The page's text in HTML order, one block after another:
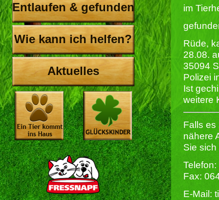
Entlaufen & gefunden
Wie kann ich helfen?
Aktuelles
im
Rüde,
28.08.
35094
Polizei
Ist
weitere
Falls es
nähere
Sie sich
Fax:
E-Mail: